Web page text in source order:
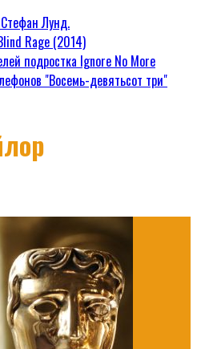
Лунд.
Rage (2014)
подростка Ignore No More
"Восемь-девятьсот три"